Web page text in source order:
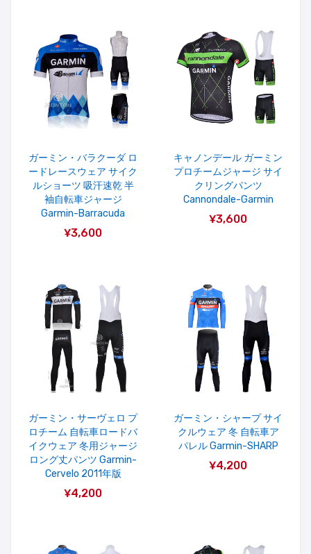
ガーミン・バラクーダ ロ
ードレースウェア サイク
ルショーツ 吸汗速乾 半
袖自転車ジャージ
Garmin-Barracuda
¥3,600
キャノンデール ガーミン
プロチームジャージ サイ
クリングパンツ
Cannondale-Garmin
¥3,600
ガーミン・サーヴェロ プ
ロチーム 自転車ロードバ
イクウェア 冬用ジャージ
ロング丈パンツ Garmin-
Cervelo 2011年版
¥4,200
ガーミン・シャープ サイ
クルウェア 冬 自転車ア
パレル Garmin-SHARP
¥4,200